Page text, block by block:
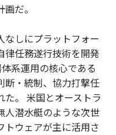
だ。
なしにプラットフォー
律任務遂行技術を開発
系運用の核心である
断・統制、協力打撃任
。 米国とオーストラ
人潜水艇のような次世
トウェアが主に活用さ